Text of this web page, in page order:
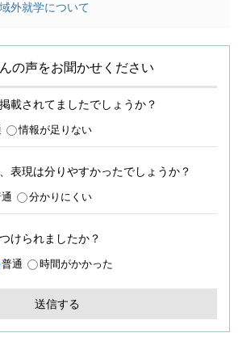
外就学について
の声をお聞かせください
載されてましたでしょうか？
情報が足りない
表現は分りやすかったでしょうか？
分かりにくい
けられましたか？
普通 時間がかかった